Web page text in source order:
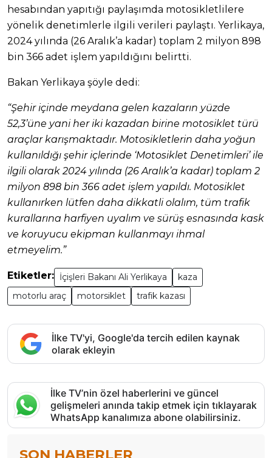
hesabından yapıtığı paylaşımda motosikletlilere
yönelik denetimlerle ilgili verileri paylaştı. Yerlikaya,
2024 yılında (26 Aralık’a kadar) toplam 2 milyon 898
bin 366 adet işlem yapıldığını belirtti.
Bakan Yerlikaya şöyle dedi:
“Şehir içinde meydana gelen kazaların yüzde
52,3’üne yani her iki kazadan birine motosiklet türü
araçlar karışmaktadır. Motosikletlerin daha yoğun
kullanıldığı şehir içlerinde ‘Motosiklet Denetimleri’ ile
ilgili olarak 2024 yılında (26 Aralık’a kadar) toplam 2
milyon 898 bin 366 adet işlem yapıldı. Motosiklet
kullanırken lütfen daha dikkatli olalım, tüm trafik
kurallarına harfiyen uyalım ve sürüş esnasında kask
ve koruyucu ekipman kullanmayı ihmal
etmeyelim.”
Etiketler: İçişleri Bakanı Ali Yerlikaya
kaza
motorlu araç
motorsiklet trafik kazası
İlke TV'yi, Google'da tercih edilen kaynak
olarak ekleyin
İlke TV’nin özel haberlerini ve güncel
gelişmeleri anında takip etmek için tıklayarak
WhatsApp kanalımıza abone olabilirsiniz.
SON HABERLER